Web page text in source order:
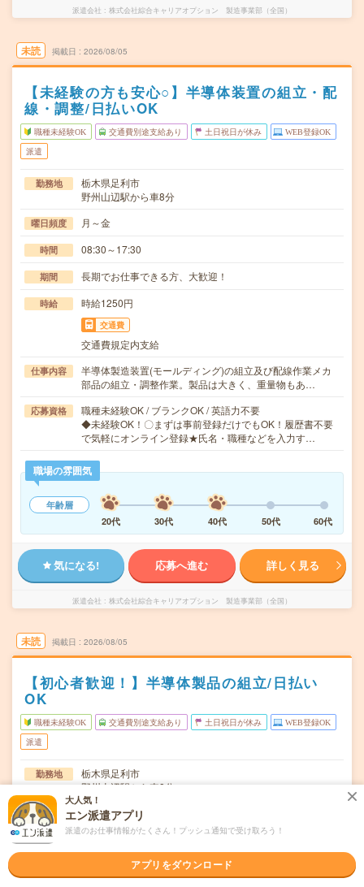
派遣会社 株式会社綜合キャリアオプション 製造事業部（全国）
未読 掲載日 2026/08/05
【未経験の方も安心○】半導体装置の組立・配
線・調整/日払いOK
職種未経験OK 交通費別途支給あり 土日祝日が休み WEB登録OK
派遣
勤務地
栃木県足利市
野州山辺駅から車8分
曜日頻度 月～金
時間 08:30～17:30
期間 長期でお仕事できる方、大歓迎！
時給 時給1250円
交通費
交通費規定内支給
仕事内容
半導体製造装置(モールディング)の組立及び配線作業メカ
部品の組立・調整作業。製品は大きく、重量物もあ…
応募資格
職種未経験OK / ブランクOK / 英語力不要
◆未経験OK！〇まずは事前登録だけでもOK！履歴書不要
で気軽にオンライン登録★氏名・職種などを入力す…
職場の雰囲気
年齢層
20代
30代 40代 50代 60代
気になる! 応募へ進む 詳しく見る
派遣会社 株式会社綜合キャリアオプション 製造事業部（全国）
未読 掲載日 2026/08/05
【初心者歓迎！】半導体製品の組立/日払い
OK
職種未経験OK 交通費別途支給あり 土日祝日が休み WEB登録OK
派遣
勤務地
栃木県足利市
野州山辺駅から車8分
曜日頻度 月～金
時間 08:30～17:30
長期でお仕事できる方、大歓迎！
大人気！
エン派遣アプリ
派遣のお仕事情報がたくさん！プッシュ通知で受け取ろう！
アプリをダウンロード